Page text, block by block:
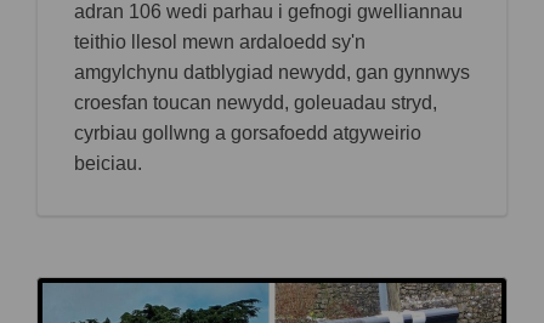
adran 106 wedi parhau i gefnogi gwelliannau
teithio llesol mewn ardaloedd sy'n
amgylchynu datblygiad newydd, gan gynnwys
croesfan toucan newydd, goleuadau stryd,
cyrbiau gollwng a gorsafoedd atgyweirio
beiciau.